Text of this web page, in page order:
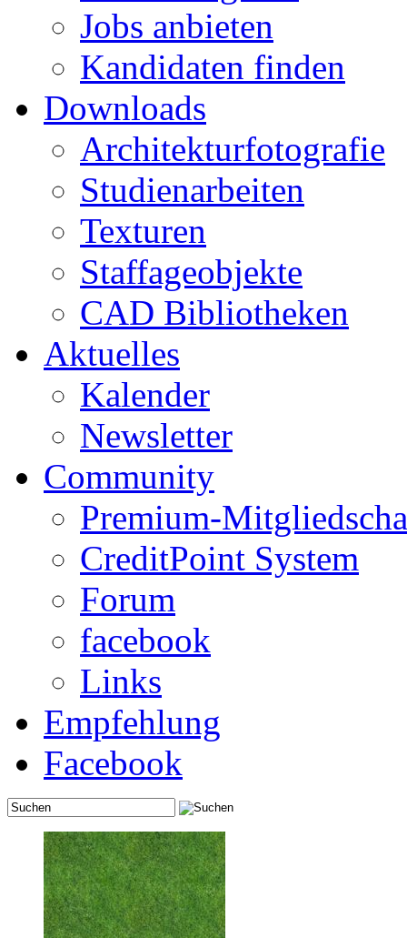
Jobs anbieten
Kandidaten finden
Downloads
Architekturfotografie
Studienarbeiten
Texturen
Staffageobjekte
CAD Bibliotheken
Aktuelles
Kalender
Newsletter
Community
Premium-
CreditPoint System
Forum
facebook
Links
Empfehlung
Facebook